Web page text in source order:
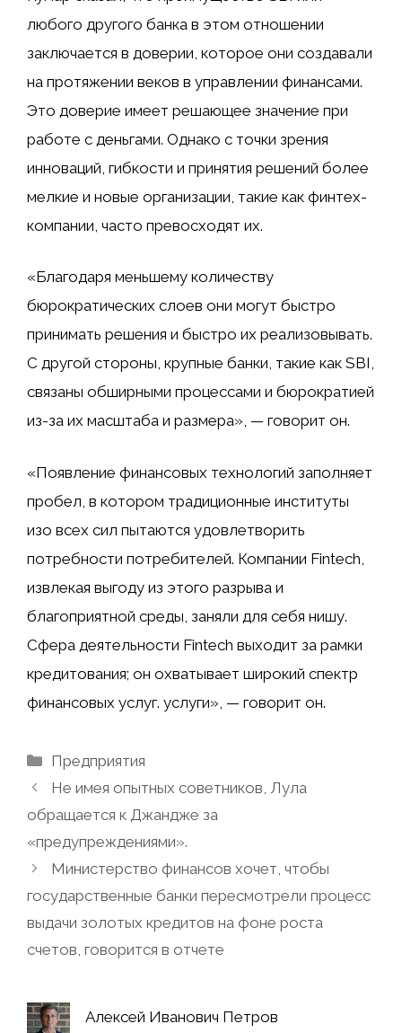
любого другого банка в этом отношении
заключается в доверии, которое они создавали
на протяжении веков в управлении финансами.
Это доверие имеет решающее значение при
работе с деньгами. Однако с точки зрения
инноваций, гибкости и принятия решений более
мелкие и новые организации, такие как финтех-
компании, часто превосходят их.
«Благодаря меньшему количеству
бюрократических слоев они могут быстро
принимать решения и быстро их реализовывать.
С другой стороны, крупные банки, такие как SBI,
связаны обширными процессами и бюрократией
из-за их масштаба и размера», — говорит он.
«Появление финансовых технологий заполняет
пробел, в котором традиционные институты
изо всех сил пытаются удовлетворить
потребности потребителей. Компании Fintech,
извлекая выгоду из этого разрыва и
благоприятной среды, заняли для себя нишу.
Сфера деятельности Fintech выходит за рамки
кредитования; он охватывает широкий спектр
финансовых услуг. услуги», — говорит он.
Рубрики
Предприятия
Не имея опытных советников, Лула
обращается к Джандже за
«предупреждениями».
Министерство финансов хочет, чтобы
государственные банки пересмотрели процесс
выдачи золотых кредитов на фоне роста
счетов, говорится в отчете
Алексей Иванович Петров